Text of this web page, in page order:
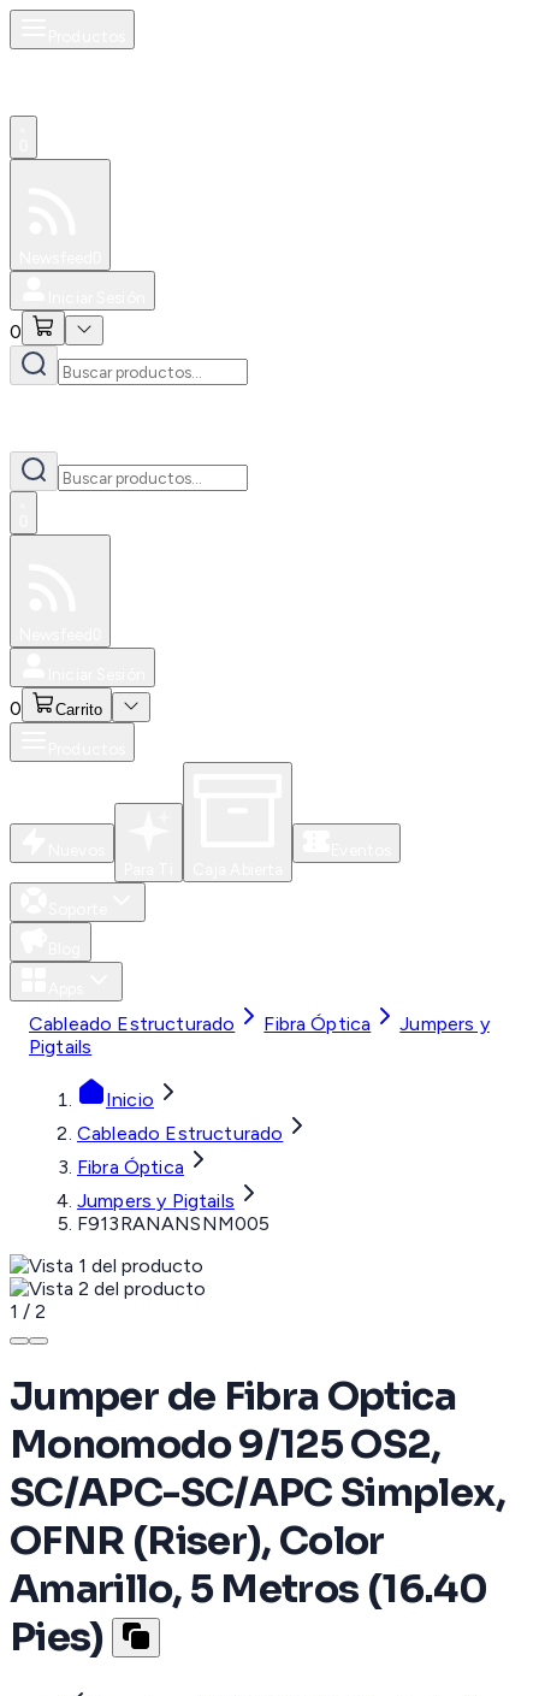
0
0 Carrito
Cableado Estructurado Fibra Óptica
Jumpers y
Pigtails
Inicio
Cableado Estructurado
Fibra Óptica
Jumpers y Pigtails
F913RANANSNM005
1 / 2
Jumper de Fibra Optica
Monomodo 9/125 OS2,
SC/APC-SC/APC Simplex,
OFNR (Riser), Color
Amarillo, 5 Metros (16.40
Pies)